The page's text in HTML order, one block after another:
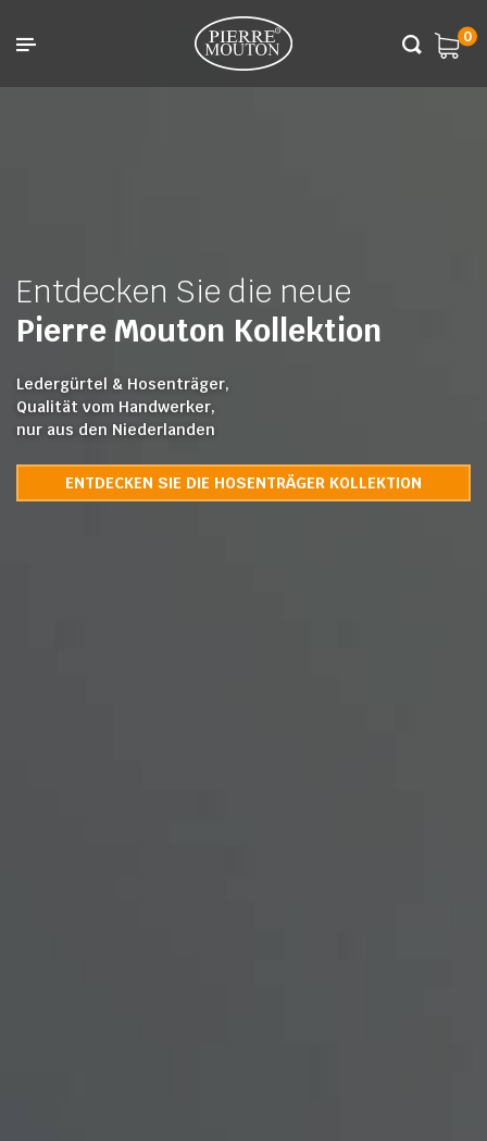
0
Entdecken Sie die neue
Pierre Mouton Kollektion
Ledergürtel & Hosenträger,
Qualität vom Handwerker,
nur aus den Niederlanden
ENTDECKEN SIE DIE HOSENTRÄGER KOLLEKTION